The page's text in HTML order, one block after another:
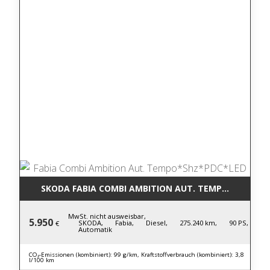
SKODA FABIA COMBI AMBITION AUT.
5.950 €
MwSt. nicht ausweisbar,
SKODA, Fabia, Diesel, 275.240 km, 90 PS,
Automatik
CO₂-Emissionen (kombiniert): 99 g/km, Kraftstoffverbrauch (kombiniert): 3,8
l/100 km